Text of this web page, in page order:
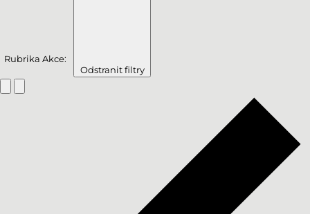
Rubrika Akce:
Odstranit filtry